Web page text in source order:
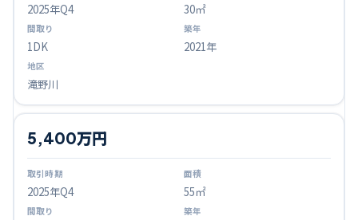
2025年Q4 30㎡
1DK 2021年
滝野川
2025年Q4
5,400万円
55㎡